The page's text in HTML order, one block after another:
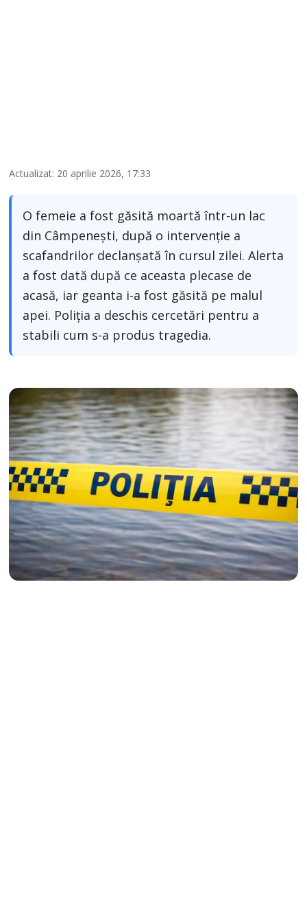
Actualizat: 20 aprilie 2026, 17:33
O femeie a fost găsită moartă într-un lac
din Câmpenești, după o intervenție a
scafandrilor declanșată în cursul zilei. Alerta
a fost dată după ce aceasta plecase de
acasă, iar geanta i-a fost găsită pe malul
apei. Poliția a deschis cercetări pentru a
stabili cum s-a produs tragedia.